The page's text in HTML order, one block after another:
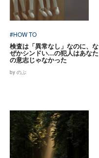
#HOW TO
検査は「異常なし」なのに、な
ぜかシンドい…の犯人はあなた
の意志じゃなかった
by のぶ